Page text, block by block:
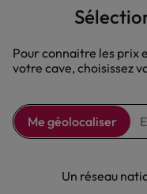
10.90 €
Pour connaitre les prix
votre cave, choisissez
Me géolocaliser
Un réseau